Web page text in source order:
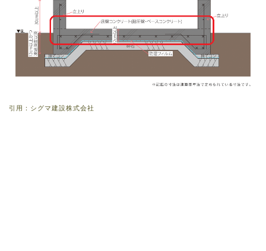
引用：シグマ建設株式会社